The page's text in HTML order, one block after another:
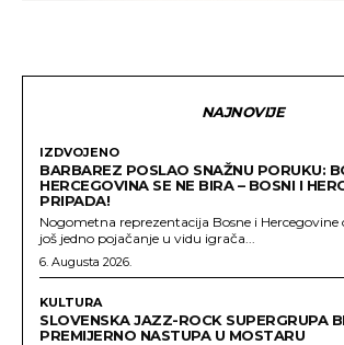
NAJNOVIJE
IZDVOJENO
BARBAREZ POSLAO SNAŽNU PORUKU:
HERCEGOVINA SE NE BIRA – BOSNI I
PRIPADA!
Nogometna reprezentacija Bosne i Hercegovine
još jedno pojačanje u vidu igrača...
6. Augusta 2026.
KULTURA
SLOVENSKA JAZZ-ROCK SUPERGRUPA
PREMIJERNO NASTUPA U MOSTARU